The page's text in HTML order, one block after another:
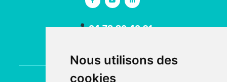
Nous utilisons des
cookies
04 78 80 40 91